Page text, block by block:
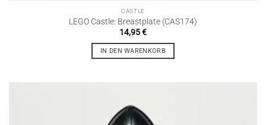
CASTLE
LEGO Castle: Breastplate (CAS174)
14,95€
IN DEN WARENKORB